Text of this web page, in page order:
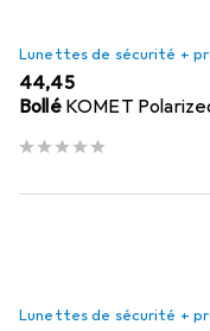
Lunettes de sécurité +
EUR
44,45
Bollé KOMET
Lunettes de sécurité +